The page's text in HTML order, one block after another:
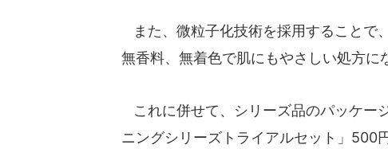
また、微粒子化技術を採用することで
無香料、無着色で肌にもやさしい処方に
これに併せて、シリーズ品のパッケー
ニングシリーズトライアルセット」500